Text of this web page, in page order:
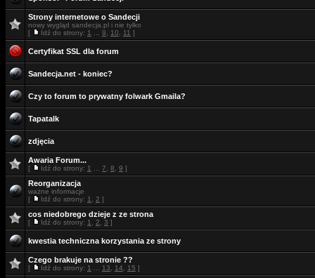
Strony internetowe o Sandecji
nowy wygląd sandecja.pl i nie tylko
[
Idź do strony: 1 9 10 11 ]
Certyfikat SSL dla forum
Sandecja.net - koniec?
Czy to forum to prywatny folwark Gmaila?
Tapatalk
zdjęcia
Awaria Forum...
[ Idź do strony: 1 7 8 9 ]
Reorganizacja
ważne informacje
[
Idź do strony: 1 2 ]
cos niedobrego dzieje z ze strona
[ Idź do strony: 1 2 3 ]
kwestia techniczna korzystania ze strony
Czego brakuje na stronie ??
[ Idź do strony: 1 13 14 15 ]